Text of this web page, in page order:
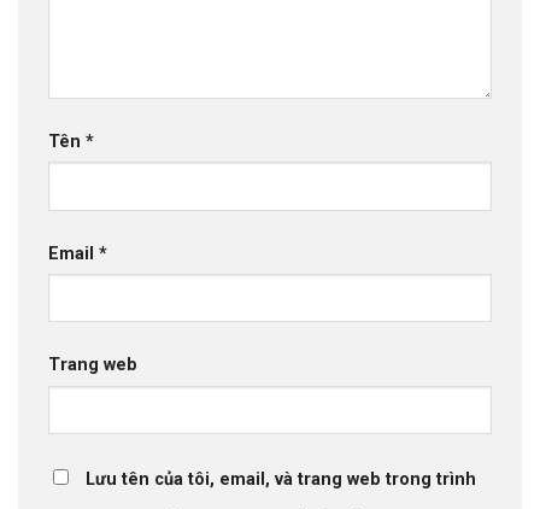
Tên *
Email *
Trang web
Lưu tên của tôi, email, và trang web trong trình